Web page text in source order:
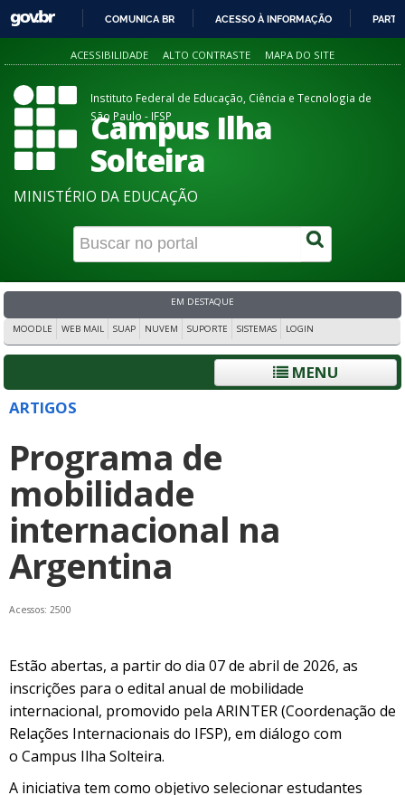
PARA
CONTEÚDO
COMUNICA BR ACESSO À INFORMAÇÃO
ACESSIBILIDADE ALTO CONTRASTE MAPA DO SITE
Instituto Federal de Educação, Ciência e Tecnologia de
São Paulo - IFSP
Campus Ilha
Solteira
MINISTÉRIO DA EDUCAÇÃO
EM DESTAQUE
MOODLE WEB MAIL SUAP NUVEM SUPORTE SISTEMAS LOGIN
MENU
ARTIGOS
Programa de
mobilidade
internacional na
Argentina
Acessos: 2500
Estão abertas, a partir do dia 07 de abril de 2026, as
inscrições para o edital anual de mobilidade
internacional, promovido pela ARINTER (Coordenação de
Relações Internacionais do IFSP), em diálogo com
o Campus Ilha Solteira.
A iniciativa tem como objetivo selecionar estudantes